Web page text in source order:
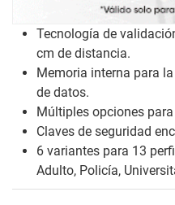
Tecnología de
cm de distancia.
Memoria interna para
de datos.
Múltiples opciones
Claves de seguridad
6 variantes para 13
Adulto, Policía,